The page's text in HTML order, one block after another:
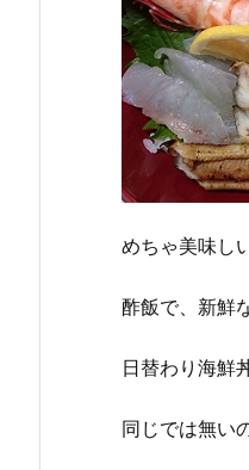
めちゃ美味し
酢飯で、新鮮
日替わり海鮮
同じでは無い